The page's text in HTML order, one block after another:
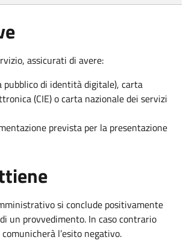
assicurati di avere:
pubblico di identità digitale), carta
(CIE) o carta nazionale dei servizi
prevista per la presentazione
si conclude positivamente
un provvedimento. In caso contrario
l’esito negativo.